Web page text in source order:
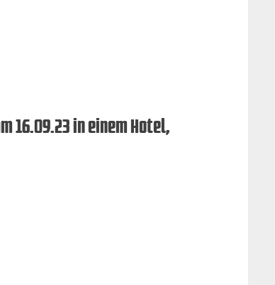
16.09.23 in einem Hotel,